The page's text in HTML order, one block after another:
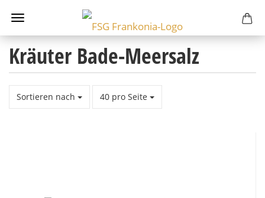
Kräuter Bade-Meersalz
Sortieren nach
Sortieren nach 40 pro Seite
pro Seite